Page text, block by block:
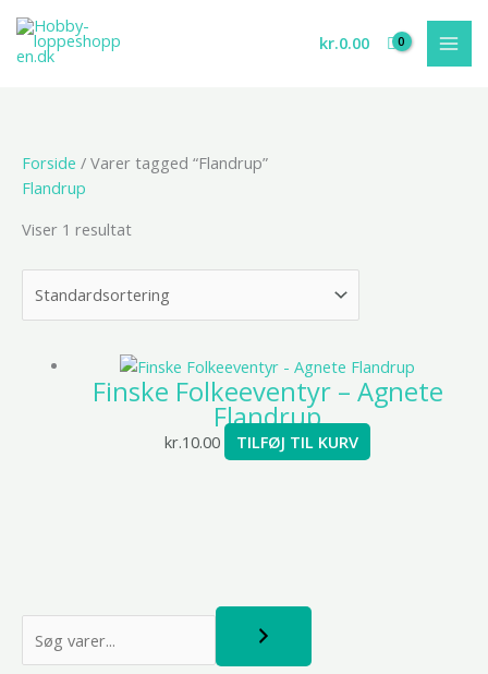
indholdet
kr.0.00
S
Forside / Varer tagged “Flandrup”
Flandrup
Viser 1 resultat
Finske Folkeeventyr – Agnete
Flandrup
kr.10.00 TILFØJ TIL KURV